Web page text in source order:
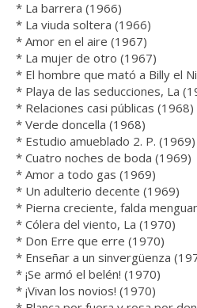
* La barrera (1966)
* La viuda soltera (1966)
* Amor en el aire (1967)
* La mujer de otro (1967)
* El hombre que mató a Billy el
* Playa de las seducciones, La
* Relaciones casi públicas (1968)
* Verde doncella (1968)
* Estudio amueblado 2. P. (1969)
* Cuatro noches de boda (1969)
* Amor a todo gas (1969)
* Un adulterio decente (1969)
* Pierna creciente, falda
* Cólera del viento, La (1970)
* Don Erre que erre (1970)
* Enseñar a un sinvergüenza
* ¡Se armó el belén! (1970)
* ¡Vivan los novios! (1970)